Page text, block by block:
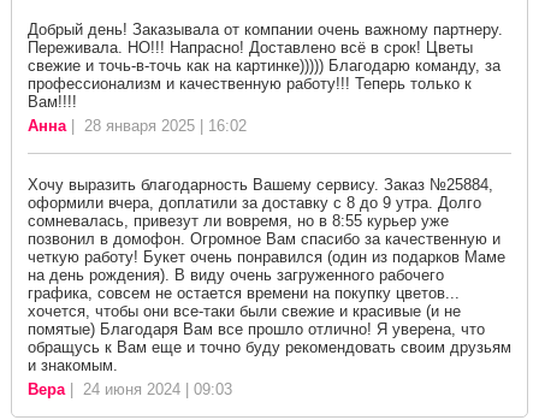
Добрый день! Заказывала от компании очень важному партнеру.
Переживала. НО!!! Напрасно! Доставлено всё в срок! Цветы
свежие и точь-в-точь как на картинке))))) Благодарю команду, за
профессионализм и качественную работу!!! Теперь только к
Вам!!!!
Анна| 28 января 2025 | 16:02
Хочу выразить благодарность Вашему сервису. Заказ №25884,
оформили вчера, доплатили за доставку с 8 до 9 утра. Долго
сомневалась, привезут ли вовремя, но в 8:55 курьер уже
позвонил в домофон. Огромное Вам спасибо за качественную и
четкую работу! Букет очень понравился (один из подарков Маме
на день рождения). В виду очень загруженного рабочего
графика, совсем не остается времени на покупку цветов...
хочется, чтобы они все-таки были свежие и красивые (и не
помятые) Благодаря Вам все прошло отлично! Я уверена, что
обращусь к Вам еще и точно буду рекомендовать своим друзьям
и знакомым.
Вера| 24 июня 2024 | 09:03